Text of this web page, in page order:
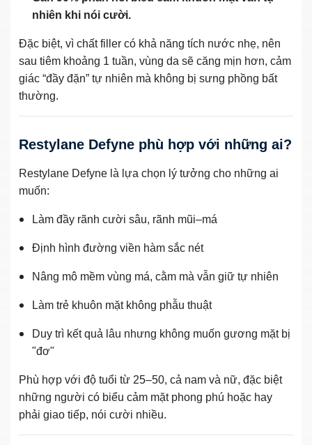
nhiên khi nói cười.
Đặc biệt, vì chất filler có khả năng tích nước nhẹ, nên
sau tiêm khoảng 1 tuần, vùng da sẽ căng mịn hơn, cảm
giác “đầy đặn” tự nhiên mà không bị sưng phồng bất
thường.
Restylane Defyne phù hợp với những ai?
Restylane Defyne là lựa chọn lý tưởng cho những ai
muốn:
Làm đầy rãnh cười sâu, rãnh mũi–má
Định hình đường viền hàm sắc nét
Nâng mô mềm vùng má, cằm mà vẫn giữ tự nhiên
Làm trẻ khuôn mặt không phẫu thuật
Duy trì kết quả lâu nhưng không muốn gương mặt bị
"đơ"
Phù hợp với độ tuổi từ 25–50, cả nam và nữ, đặc biệt
những người có biểu cảm mặt phong phú hoặc hay
phải giao tiếp, nói cười nhiều.